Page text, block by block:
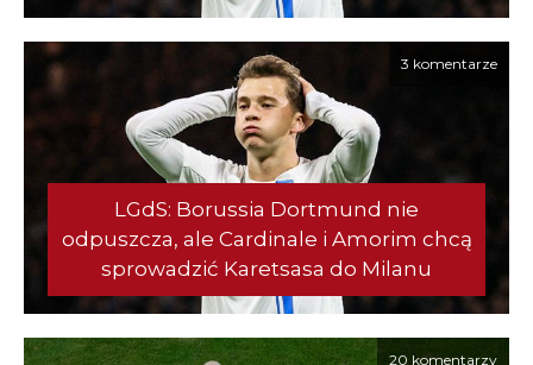
3 komentarze
LGdS: Borussia Dortmund nie
odpuszcza, ale Cardinale i Amorim chcą
sprowadzić Karetsasa do Milanu
20 komentarzy